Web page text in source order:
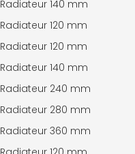
Radiateur 140 mm
Radiateur 120 mm
Radiateur 120 mm
Radiateur 140 mm
Radiateur 240 mm
Radiateur 280 mm
Radiateur 360 mm